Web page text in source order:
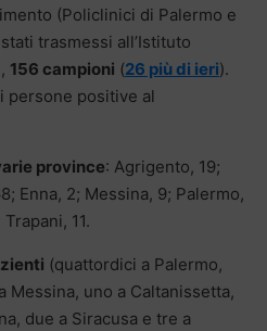
(Policlinici di Palermo e
trasmessi all’Istituto
156 campioni (26 più di ieri).
persone positive al
province: Agrigento, 19;
Enna, 2; Messina, 9; Palermo,
11.
(quattordici a Palermo,
Messina, uno a Caltanissetta,
due a Siracusa e tre a